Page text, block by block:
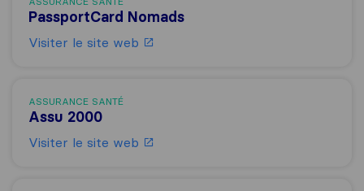
PassportCard Nomads
Visiter le site web
ASSURANCE SANTÉ
Assu 2000
Visiter le site web